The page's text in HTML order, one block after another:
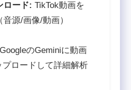
ロード: TikTok動画を
音源/画像/動画）
GoogleのGeminiに動画
プロードして詳細解析